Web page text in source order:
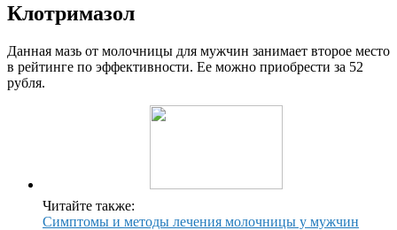
Клотримазол
Данная мазь от молочницы для мужчин занимает второе место
в рейтинге по эффективности. Ее можно приобрести за 52
рубля.
Читайте также:
Симптомы и методы лечения молочницы у мужчин